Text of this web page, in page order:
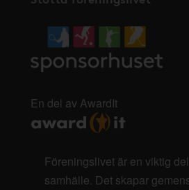
En del av AwardIt
Föreningslivet är en viktig
samhälle. Det skapar